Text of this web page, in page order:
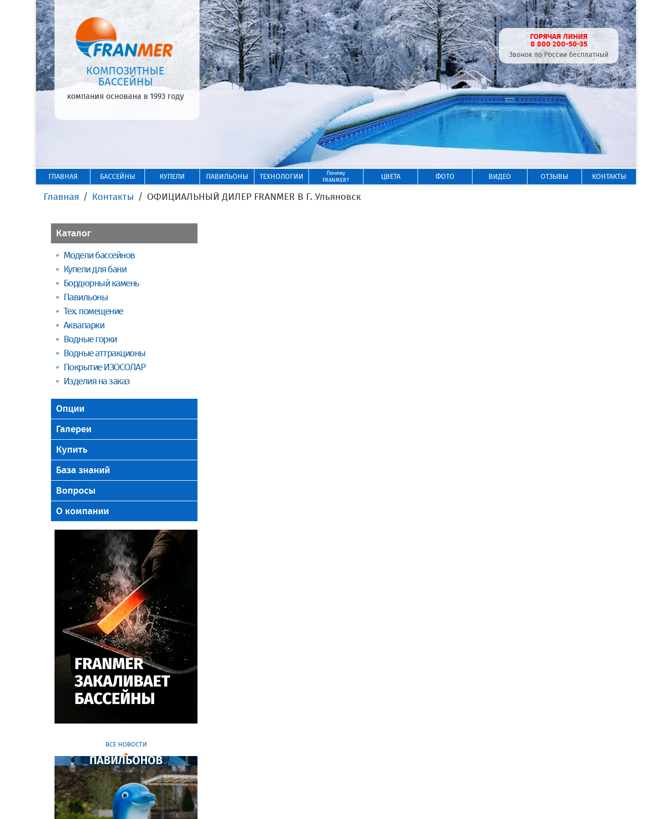
КОМПОЗИТНЫЕ
БАССЕЙНЫ
компания основана в 1993 году
ГОРЯЧАЯ ЛИНИЯ
8 800 200-50-35
Звонок по России бесплатный
ГЛАВНАЯ БАССЕЙНЫ КУПЕЛИ ПАВИЛЬОНЫ ТЕХНОЛОГИИ
Почему
FRANMER?
ЦВЕТА ФОТО ВИДЕО ОТЗЫВЫ КОНТАКТЫ
Главная Контакты ОФИЦИАЛЬНЫЙ ДИЛЕР FRANMER В Г. Ульяновск
Каталог
Модели бассейнов
Купели для бани
Бордюрный камень
Павильоны
Тех. помещение
Аквапарки
Водные горки
Водные аттракционы
Покрытие ИЗОСОЛАР
Изделия на заказ
Опции
Галереи
Купить
База знаний
Вопросы
О компании
ВСЕ НОВОСТИ